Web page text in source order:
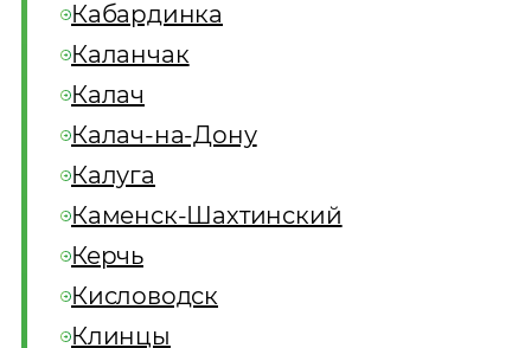
Кабардинка
Каланчак
Калач
Калач-на-Дону
Калуга
Каменск-Шахтинский
Керчь
Кисловодск
Клинцы